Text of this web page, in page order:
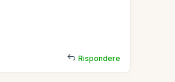
Rispondere